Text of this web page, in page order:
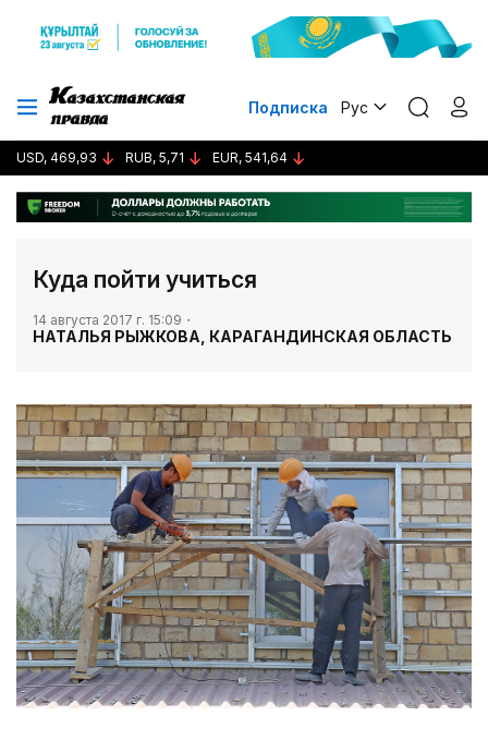
Подписка Рус
USD, 469,93 RUB, 5,71 EUR, 541,64
​Куда пойти учиться
14 августа 2017 г. 15:09
НАТАЛЬЯ РЫЖКОВА, КАРАГАНДИНСКАЯ ОБЛАСТЬ